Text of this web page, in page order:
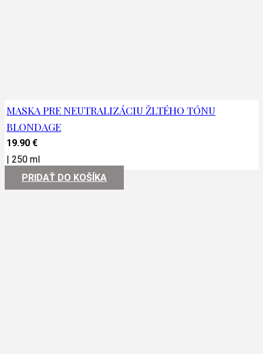
MASKA PRE NEUTRALIZÁCIU ŽLTÉHO TÓNU
BLONDAGE
19.90€
|250 ml
PRIDAŤ DO KOŠÍKA